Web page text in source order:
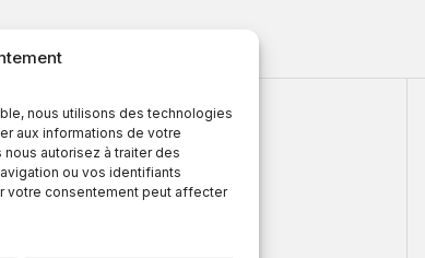
nous utilisons des technologies
aux informations de votre
autorisez à traiter des
ou vos identifiants
votre consentement peut affecter
À propos de nous
À propos
Avantages
Blogue
Témoignages